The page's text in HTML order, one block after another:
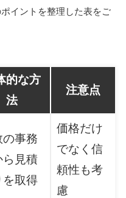
イントを整理した表をご
的な方
法
注意点
の事務
ら見積
を取得
価格だけ
でなく信
頼性も考
慮